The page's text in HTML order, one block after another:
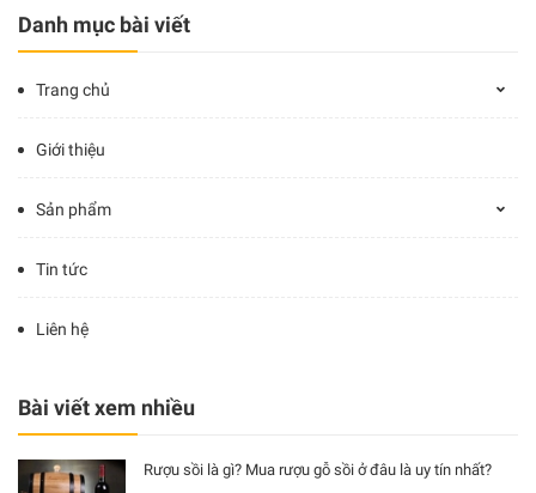
Danh mục bài viết
Trang chủ
Giới thiệu
Sản phẩm
Tin tức
Liên hệ
Bài viết xem nhiều
Rượu sồi là gì? Mua rượu gỗ sồi ở đâu là uy tín nhất?